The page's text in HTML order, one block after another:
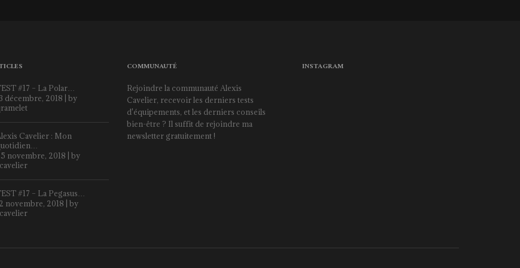
#17 – La Polar…
décembre, 2018 | by
Cavelier : Mon
novembre, 2018 | by
#17 – La Pegasus…
novembre, 2018 | by
COMMUNAUTÉ
Rejoindre la communauté Alexis
Cavelier, recevoir les derniers tests
d'équipements, et les derniers conseils
bien-être ? Il suffit de rejoindre ma
newsletter gratuitement !
INSTAGRAM